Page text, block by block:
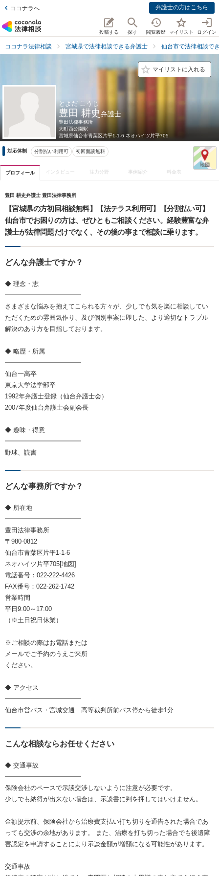
ココナラへ 弁護士の方はこちら
投稿する 探す 閲覧履歴 マイリスト ログイン
ココナラ法律相談 宮城県で法律相談できる弁護士 仙台市で法律相談で
マイリストに入れる
とよだ こうじ
豊田 耕史弁護士
豊田法律事務所
大町西公園駅
宮城県仙台市青葉区片平1-1-6 ネオハイツ片平705
対応体制 分割払い利用可 初回面談無料
プロフィール インタビュー 注力分野 事例紹介 料金表
豊田 耕史弁護士 豊田法律事務所
【宮城県の方初回相談無料】【法テラス利用可】【分割払い可】
仙台市でお困りの方は、ぜひともご相談ください。経験豊富な弁
護士が法律問題だけでなく、その後の事まで相談に乗ります。
どんな弁護士ですか？
◆ 理念・志
━━━━━━━━━━━━
さまざまな悩みを抱えてこられる方々が、少しでも気を楽に相談してい
ただくための雰囲気作り、及び個別事案に即した、より適切なトラブル
解決のあり方を目指しております。
◆ 略歴・所属
━━━━━━━━━━━━
仙台一高卒
東京大学法学部卒
1992年弁護士登録（仙台弁護士会）
2007年度仙台弁護士会副会長
◆ 趣味・得意
━━━━━━━━━━━━
野球、読書
どんな事務所ですか？
◆ 所在地
━━━━━━━━━━━━
豊田法律事務所
〒980-0812
仙台市青葉区片平1-1-6
ネオハイツ片平705[地図]
電話番号：022-222-4426
FAX番号：022-262-1742
営業時間
平日9:00～17:00
（※土日祝日休業）
※ご相談の際はお電話または
メールでご予約のうえご来所
ください。
◆ アクセス
━━━━━━━━━━━━
仙台市営バス・宮城交通 高等裁判所前バス停から徒歩1分
こんな相談ならお任せください
◆ 交通事故
━━━━━━━━━━━━
保険会社のペースで示談交渉しないように注意が必要です。
少しでも納得が出来ない場合は、示談書に判を押してはいけません。
金額提示前、保険会社から治療費支払い打ち切りを通告された場合であ
っても交渉の余地があります。 また、治療を打ち切った場合でも後遺障
害認定を申請することにより示談金額が増額になる可能性があります。
交通事故